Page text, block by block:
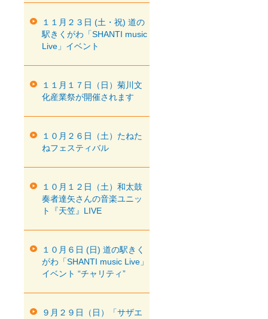
１１月２３日 (土・祝) 道の
駅きくがわ「SHANTI music
Live」イベント
１１月１７日（日）菊川文
化産業祭が開催されます
１０月２６日（土）たねた
ねフェスティバル
１０月１２日（土）和太鼓
奏者達矢さんの音楽ユニッ
ト『天笠』LIVE
１０月６日 (日) 道の駅きく
がわ「SHANTI music Live」
イベント “チャリティ”
９月２９日（日）「サザエ